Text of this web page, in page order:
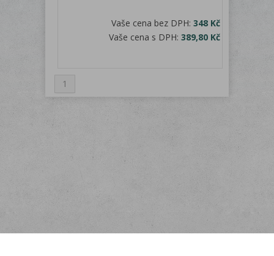
Vaše cena bez DPH:348 Kč
Vaše cena s DPH:389,80 Kč
1